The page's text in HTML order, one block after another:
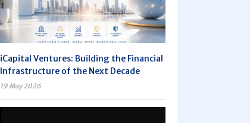
iCapital Ventures: Building the Financial
Infrastructure of the Next Decade
19 May 2026